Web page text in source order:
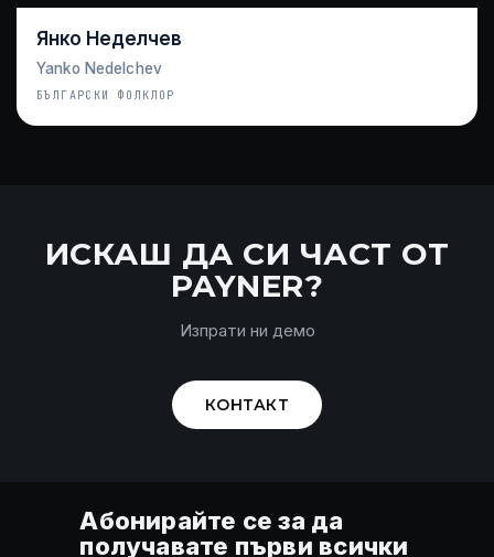
Янко Неделчев
Yanko Nedelchev
БЪЛГАРСКИ ФОЛКЛОР
ИСКАШ ДА СИ ЧАСТ ОТ
PAYNER?
Изпрати ни демо
КОНТАКТ
Абонирайте се за да
получавате първи всички